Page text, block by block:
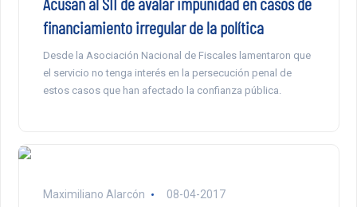
financiamiento irregular de la política
Desde la Asociación Nacional de Fiscales lamentaron que
el servicio no tenga interés en la persecución penal de
estos casos que han afectado la confianza pública.
Maximiliano Alarcón 08-04-2017